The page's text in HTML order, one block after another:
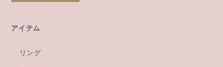
アイテム
リング